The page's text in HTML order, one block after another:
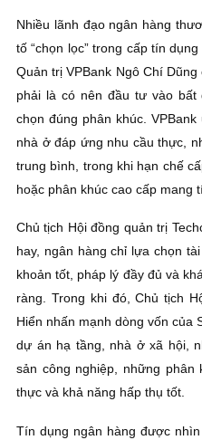
Nhiều lãnh đạo ngân hàng
tố “chọn lọc” trong cấp tín
Quản trị VPBank Ngô Chí
phải là có nên đầu tư vào
chọn đúng phân khúc.
nhà ở đáp ứng nhu cầu thực,
trung bình, trong khi hạn chế
hoặc phân khúc cao cấp mang
Chủ tịch Hội đồng quản trị
hay, ngân hàng chỉ lựa chọn
khoản tốt, pháp lý đầy đủ và
ràng. Trong khi đó, Chủ tịch
Hiển nhấn mạnh dòng vốn của
dự án hạ tầng, nhà ở xã hội,
sản công nghiệp, những
thực và khả năng hấp thụ tốt.
Tín dụng ngân hàng được